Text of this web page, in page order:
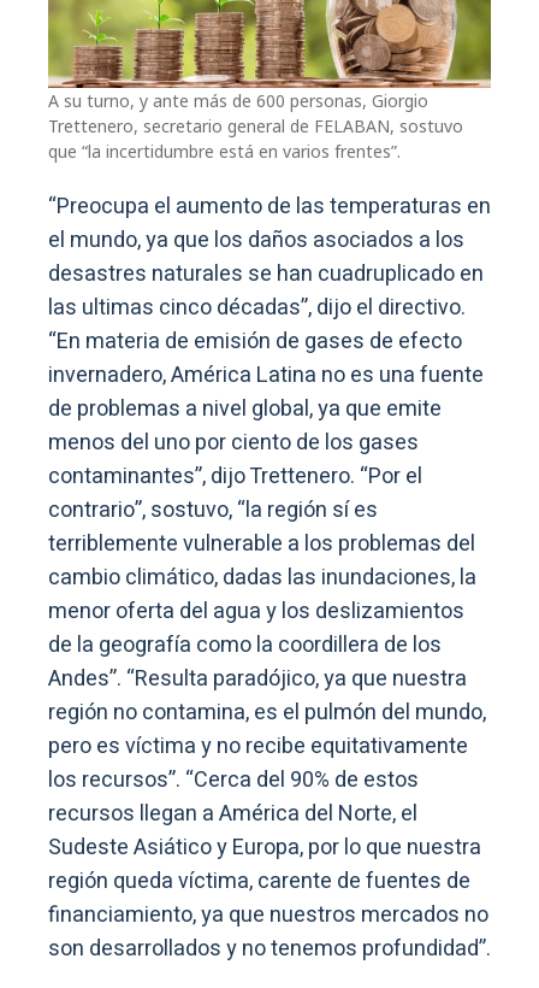
A su turno, y ante más de 600 personas, Giorgio
Trettenero, secretario general de FELABAN, sostuvo
que “la incertidumbre está en varios frentes”.
“Preocupa el aumento de las temperaturas en
el mundo, ya que los daños asociados a los
desastres naturales se han cuadruplicado en
las ultimas cinco décadas”, dijo el directivo.
“En materia de emisión de gases de efecto
invernadero, América Latina no es una fuente
de problemas a nivel global, ya que emite
menos del uno por ciento de los gases
contaminantes”, dijo Trettenero. “Por el
contrario”, sostuvo, “la región sí es
terriblemente vulnerable a los problemas del
cambio climático, dadas las inundaciones, la
menor oferta del agua y los deslizamientos
de la geografía como la coordillera de los
Andes”. “Resulta paradójico, ya que nuestra
región no contamina, es el pulmón del mundo,
pero es víctima y no recibe equitativamente
los recursos”. “Cerca del 90% de estos
recursos llegan a América del Norte, el
Sudeste Asiático y Europa, por lo que nuestra
región queda víctima, carente de fuentes de
financiamiento, ya que nuestros mercados no
son desarrollados y no tenemos profundidad”.